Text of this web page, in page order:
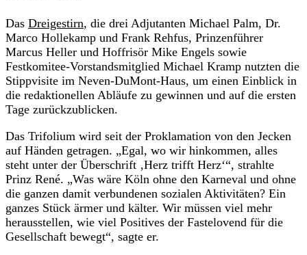
Das Dreigestirn, die drei Adjutanten Michael Palm, Dr.
Marco Hollekamp und Frank Rehfus, Prinzenführer
Marcus Heller und Hoffrisör Mike Engels sowie
Festkomitee-Vorstandsmitglied Michael Kramp nutzten die
Stippvisite im Neven-DuMont-Haus, um einen Einblick in
die redaktionellen Abläufe zu gewinnen und auf die ersten
Tage zurückzublicken.
Das Trifolium wird seit der Proklamation von den Jecken
auf Händen getragen. „Egal, wo wir hinkommen, alles
steht unter der Überschrift ‚Herz trifft Herz‘“, strahlte
Prinz René. „Was wäre Köln ohne den Karneval und ohne
die ganzen damit verbundenen sozialen Aktivitäten? Ein
ganzes Stück ärmer und kälter. Wir müssen viel mehr
herausstellen, wie viel Positives der Fastelovend für die
Gesellschaft bewegt“, sagte er.